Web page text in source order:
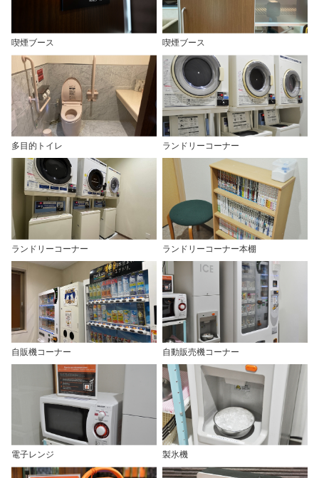
喫煙ブース 喫煙ブース
多目的トイレ ランドリーコーナー
ランドリーコーナー ランドリーコーナー本棚
自販機コーナー 自動販売機コーナー
電子レンジ 製氷機